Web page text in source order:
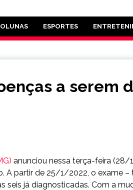
ESPORTES
a serem
anunciou nessa terça-feira (28/
A partir de 25/1/2022, o exame
já diagnosticadas. Com a